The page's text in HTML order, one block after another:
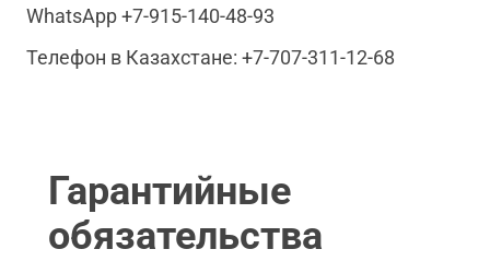
WhatsApp +7-915-140-48-93
Телефон в Казахстане: +7-707-311-12-68
Гарантийные
обязательства